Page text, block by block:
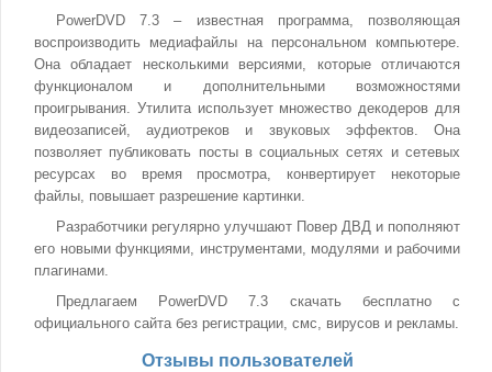
PowerDVD 7.3 – известная программа, позволяющая
воспроизводить медиафайлы на персональном компьютере.
Она обладает несколькими версиями, которые отличаются
функционалом и дополнительными возможностями
проигрывания. Утилита использует множество декодеров для
видеозаписей, аудиотреков и звуковых эффектов. Она
позволяет публиковать посты в социальных сетях и сетевых
ресурсах во время просмотра, конвертирует некоторые
файлы, повышает разрешение картинки.
Разработчики регулярно улучшают Повер ДВД и пополняют
его новыми функциями, инструментами, модулями и рабочими
плагинами.
Предлагаем PowerDVD 7.3 скачать бесплатно с
официального сайта без регистрации, смс, вирусов и рекламы.
Отзывы пользователей